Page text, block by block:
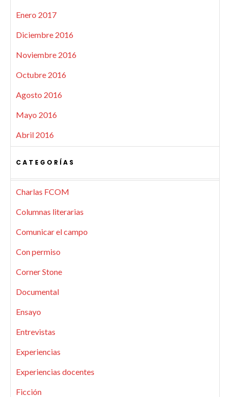
Enero 2017
Diciembre 2016
Noviembre 2016
Octubre 2016
Agosto 2016
Mayo 2016
Abril 2016
CATEGORÍAS
Charlas FCOM
Columnas literarias
Comunicar el campo
Con permiso
Corner Stone
Documental
Ensayo
Entrevistas
Experiencias
Experiencias docentes
Ficción